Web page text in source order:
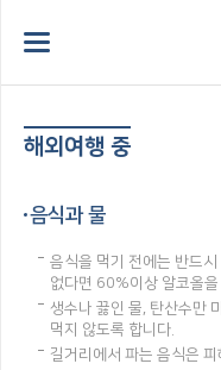
해외여행 중
음식과 물
음식을 먹기 전에는 반드시
없다면 60%이상 알코올
생수나 끓인 물, 탄산수만
먹지 않도록 합니다.
길거리에서 파는 음식은 피